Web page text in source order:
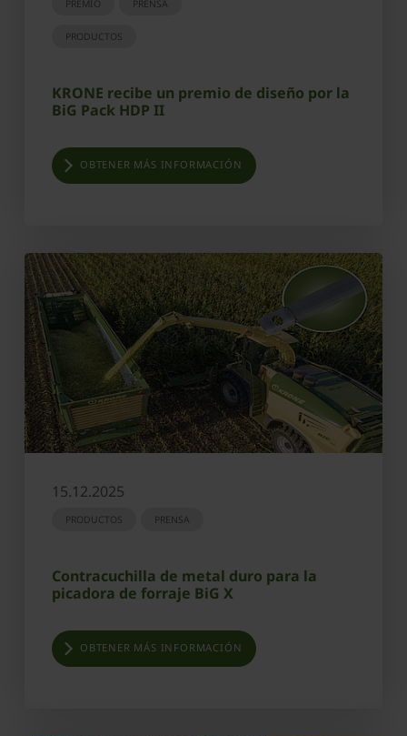
PREMIO PRENSA
PRODUCTOS
KRONE recibe un premio de diseño por la
BiG Pack HDP II
OBTENER MÁS INFORMACIÓN
15.12.2025
PRODUCTOS PRENSA
Contracuchilla de metal duro para la
picadora de forraje BiG X
OBTENER MÁS INFORMACIÓN